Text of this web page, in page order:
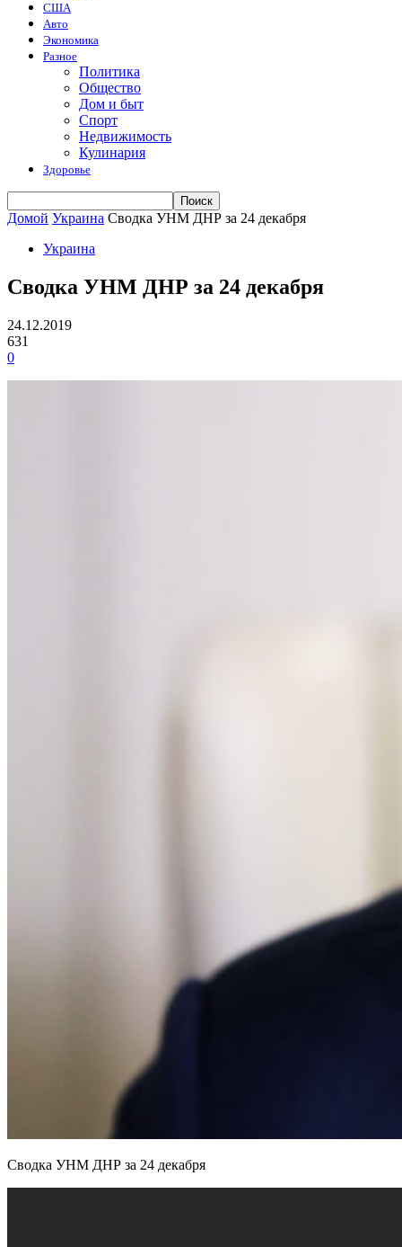
США
Авто
Экономика
Разное
Политика
Общество
Дом и быт
Спорт
Недвижимость
Кулинария
Здоровье
Домой Украина Сводка УНМ ДНР за 24 декабря
Украина
Сводка УНМ ДНР за 24 декабря
24.12.2019
631
0
Сводка УНМ ДНР за 24 декабря